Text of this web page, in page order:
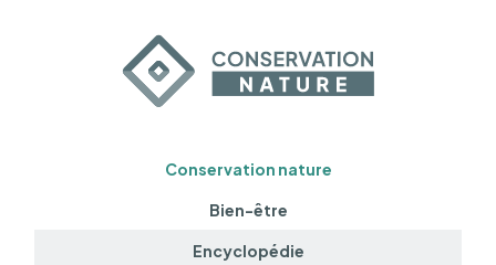
Conservation nature
Bien-être
Encyclopédie